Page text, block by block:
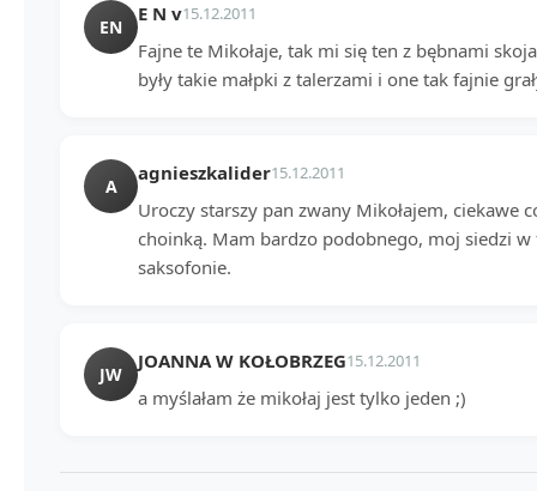
EN
E N v15.12.2011
Fajne te Mikołaje, tak mi się ten z bębnami
były takie małpki z talerzami i one tak fajnie
A
agnieszkalider15.12.2011
Uroczy starszy pan zwany Mikołajem, ciekawe
choinką. Mam bardzo podobnego, moj siedzi
saksofonie.
JW
JOANNA W KOŁOBRZEG15.12.2011
a myślałam że mikołaj jest tylko jeden ;)